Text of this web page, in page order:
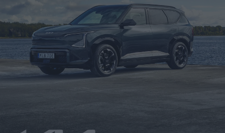
Prov: eldrivna Toyota
Hilux – pickup med
begränsningar
Fredrik Sandberg